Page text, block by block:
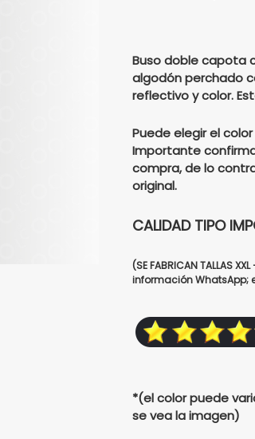
Buso doble capota
algodón perchado
reflectivo y color.
Puede elegir el
Importante
compra, de lo
original.
CALIDAD TIPO
(SE FABRICAN TALLAS
información WhatsApp;
*(el color puede
se vea la imagen)